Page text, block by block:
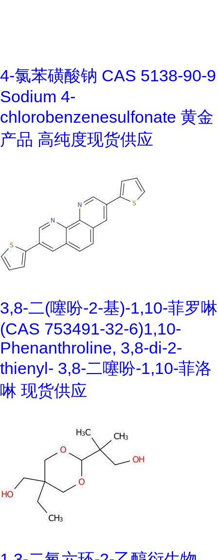
4-氯苯磺酸钠 CAS 5138-90-9
Sodium 4-
chlorobenzenesulfonate 黄金
产品 高纯度现货供应
3,8-二(噻吩-2-基)-1,10-菲罗啉
(CAS 753491-32-6)1,10-
Phenanthroline, 3,8-di-2-
thienyl- 3,8-二噻吩-1,10-菲洛
啉 现货供应